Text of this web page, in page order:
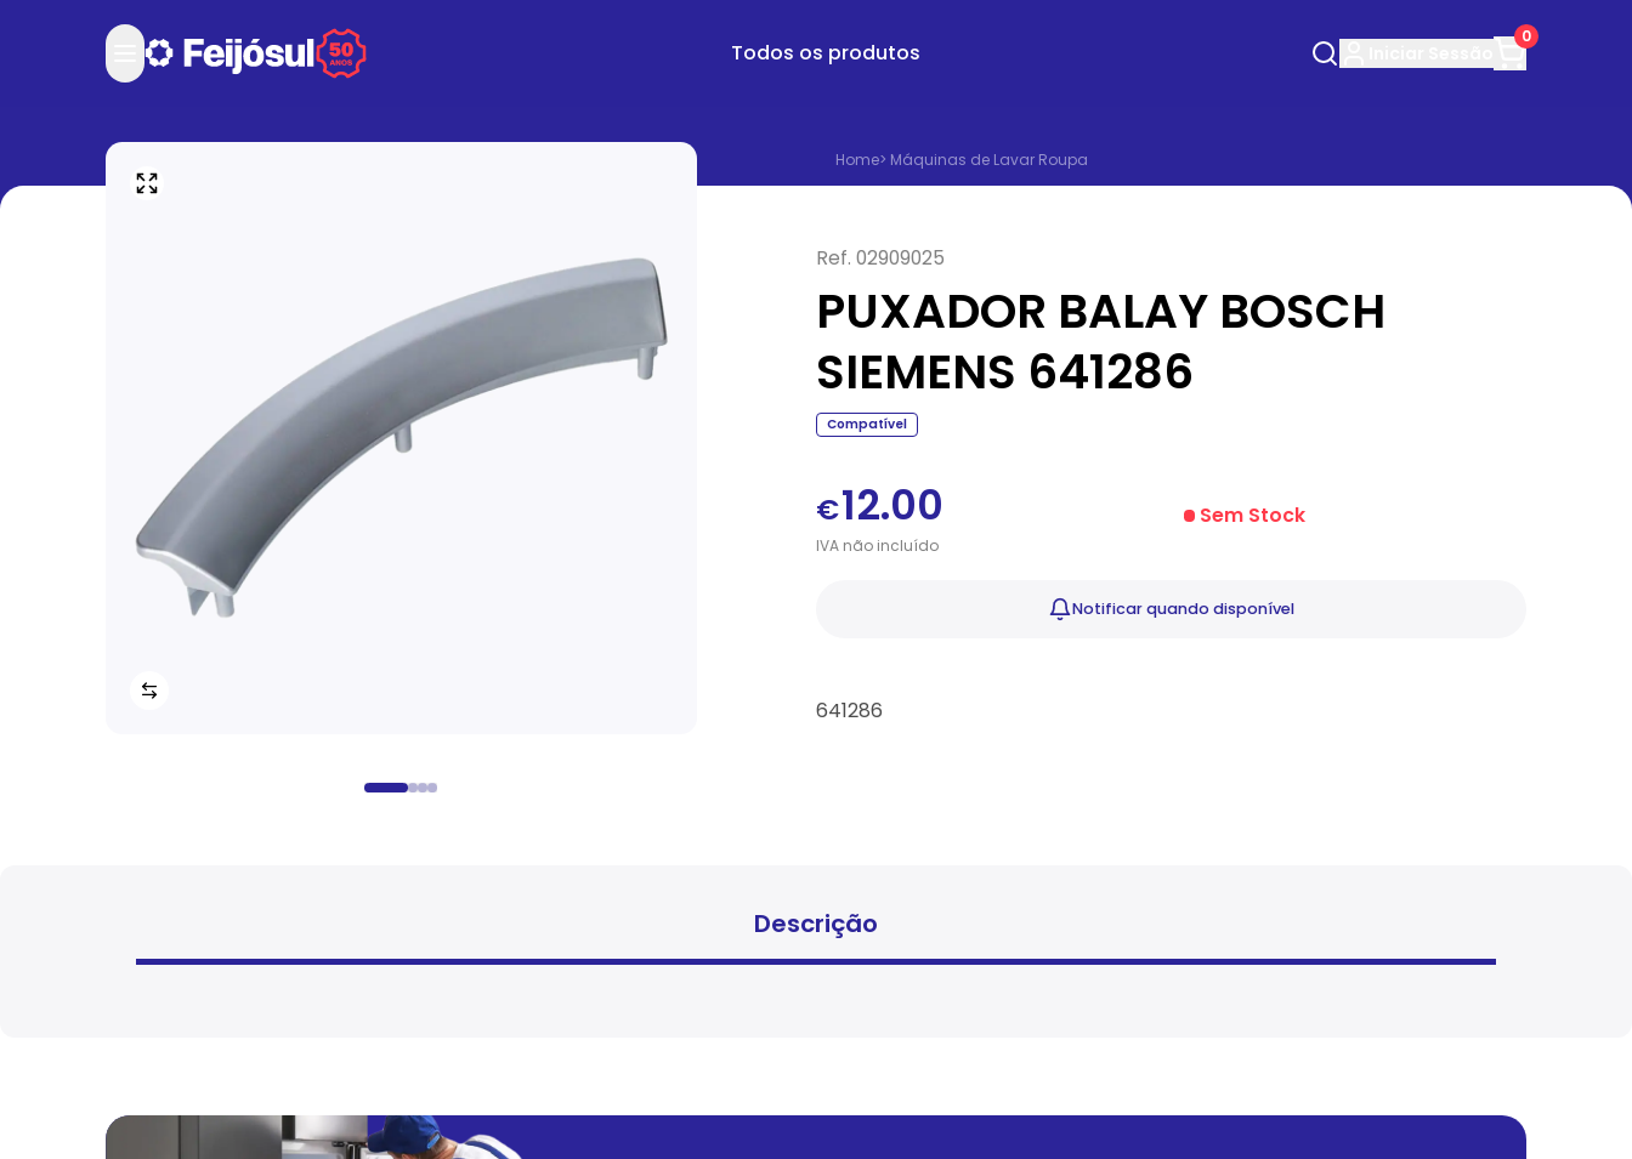
Todos os produtos
0
Home> Máquinas de Lavar Roupa
Ref. 02909025
PUXADOR BALAY BOSCH
SIEMENS 641286
Compatível
€12.00
IVAnãoincluído
Sem Stock
Notificarquando disponível
641286
Descrição